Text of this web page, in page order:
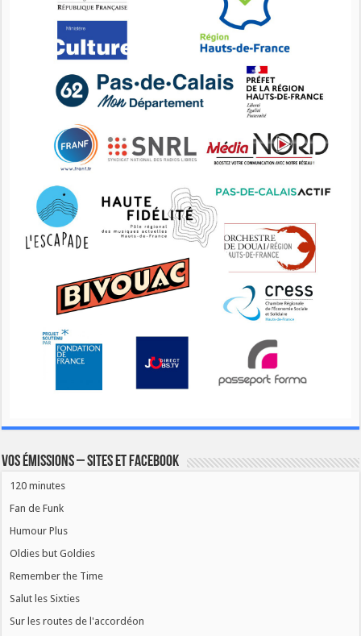
Vos émissions – Sites et Facebook
120 minutes
Fan de Funk
Humour Plus
Oldies but Goldies
Remember the Time
Salut les Sixties
Sur les routes de l'accordéon